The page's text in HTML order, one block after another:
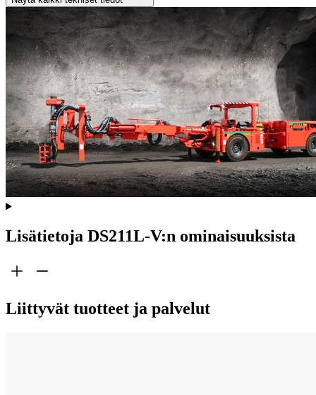
Lisätietoja DS211L-V:n ominaisuuksista
Liittyvät tuotteet ja palvelut